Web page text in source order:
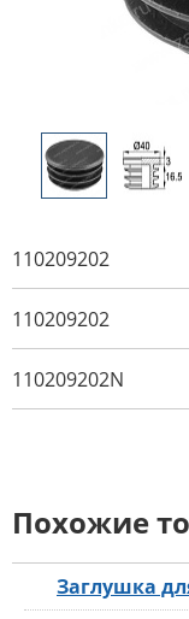
110209202
110209202
110209202N
Похожие
Заглушка